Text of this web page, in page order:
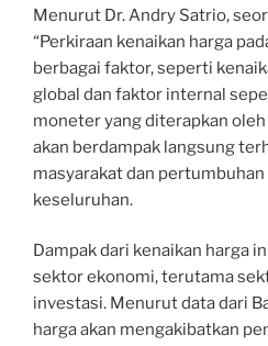
Menurut Dr. Andry Satrio,
“Perkiraan kenaikan harga
berbagai faktor, seperti
global dan faktor internal
moneter yang diterapkan
akan berdampak langsung
masyarakat dan
keseluruhan.
Dampak dari kenaikan harga
sektor ekonomi, terutama
investasi. Menurut data dari
harga akan mengakibatkan